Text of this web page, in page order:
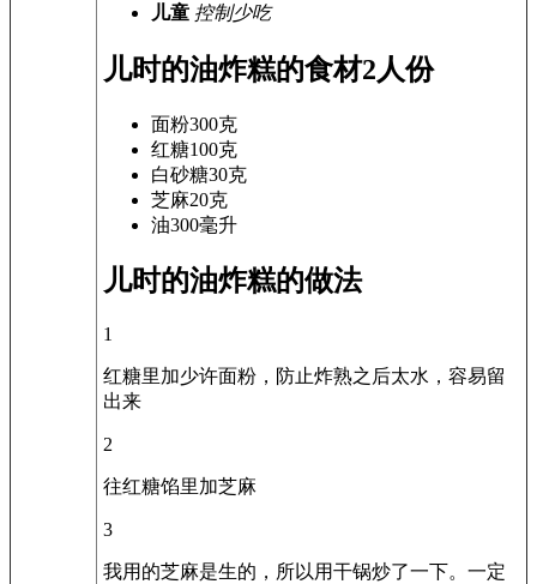
儿童 控制少吃
儿时的油炸糕的食材2人份
面粉300克
红糖100克
白砂糖30克
芝麻20克
油300毫升
儿时的油炸糕的做法
1
红糖里加少许面粉，防止炸熟之后太水，容易留
出来
2
往红糖馅里加芝麻
3
我用的芝麻是生的，所以用干锅炒了一下。一定